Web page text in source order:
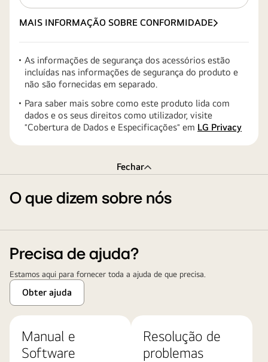
MAIS INFORMAÇÃO SOBRE CONFORMIDADE
As informações de segurança dos acessórios estão
incluídas nas informações de segurança do produto e
não são fornecidas em separado.
Para saber mais sobre como este produto lida com
dados e os seus direitos como utilizador, visite
″Cobertura de Dados e Especificações″ em LG Privacy
Fechar
O que dizem sobre nós
Precisa de ajuda?
Estamos aqui para fornecer toda a ajuda de que precisa.
Obter ajuda
Manual e
Software
Resolução de
problemas